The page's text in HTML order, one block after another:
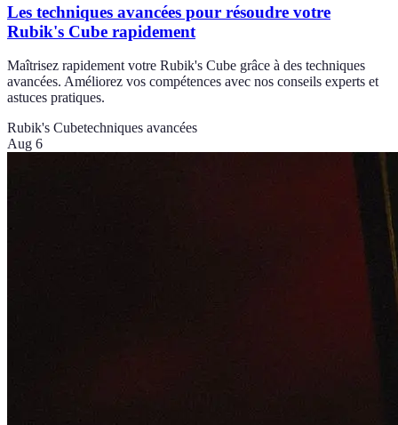
Les techniques avancées pour résoudre votre
Rubik's Cube rapidement
Maîtrisez rapidement votre Rubik's Cube grâce à des techniques
avancées. Améliorez vos compétences avec nos conseils experts et
astuces pratiques.
Rubik's Cubetechniques avancées
Aug 6